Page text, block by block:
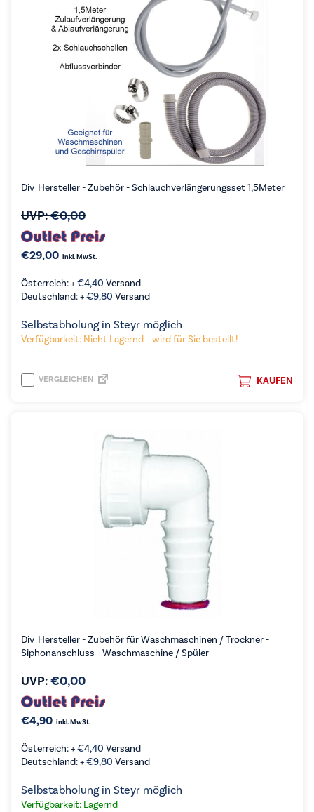
Div_Hersteller - Zubehör - Schlauchverlängerungsset 1,5Meter
UVP:€0,00
€29,00 inkl. MwSt.
Österreich: +€4,40 Versand
Deutschland: +€9,80 Versand
Selbstabholung in Steyr möglich
Verfügbarkeit: Nicht Lagernd – wird für Sie bestellt!
KAUFEN
VERGLEICHEN
Div_Hersteller - Zubehör für Waschmaschinen / Trockner -
Siphonanschluss - Waschmaschine / Spüler
UVP:€0,00
€4,90 inkl. MwSt.
Österreich: +€4,40 Versand
Deutschland: +€9,80 Versand
Selbstabholung in Steyr möglich
Verfügbarkeit: Lagernd